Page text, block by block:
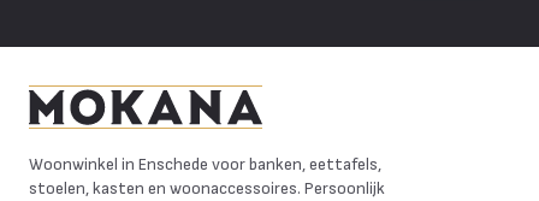
Woonwinkel in Enschede voor banken, eettafels,
stoelen, kasten en woonaccessoires. Persoonlijk